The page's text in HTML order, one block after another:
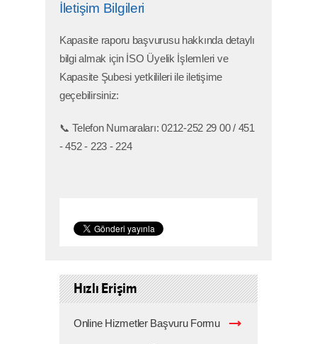
İletişim Bilgileri
Kapasite raporu başvurusu hakkında detaylı
bilgi almak için İSO Üyelik İşlemleri ve
Kapasite Şubesi yetkilileri ile iletişime
geçebilirsiniz:
📞 Telefon Numaraları:0212-252 29 00 / 451
- 452 - 223 - 224
Hızlı Erişim
Online Hizmetler Başvuru Formu